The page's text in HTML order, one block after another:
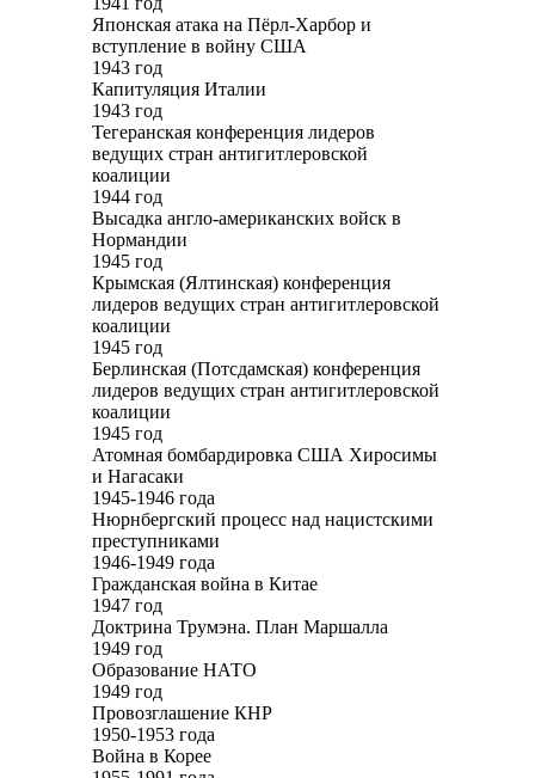
Японская атака на Пёрл-Харбор и
вступление в войну США
1943 год
Капитуляция Италии
1943 год
Тегеранская конференция лидеров
ведущих стран антигитлеровской
коалиции
1944 год
Высадка англо-американских войск в
Нормандии
1945 год
Крымская (Ялтинская) конференция
лидеров ведущих стран антигитлеровской
коалиции
1945 год
Берлинская (Потсдамская) конференция
лидеров ведущих стран антигитлеровской
коалиции
1945 год
Атомная бомбардировка США Хиросимы
и Нагасаки
1945-1946 года
Нюрнбергский процесс над нацистскими
преступниками
1946-1949 года
Гражданская война в Китае
1947 год
Доктрина Трумэна. План Маршалла
1949 год
Образование НАТО
1949 год
Провозглашение КНР
1950-1953 года
Война в Корее